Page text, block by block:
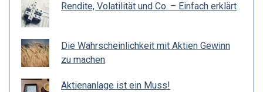
Rendite, Volatilität und Co. – Einfach erklärt
Die Wahrscheinlichkeit mit Aktien Gewinn
zu machen
Aktienanlage ist ein Muss!